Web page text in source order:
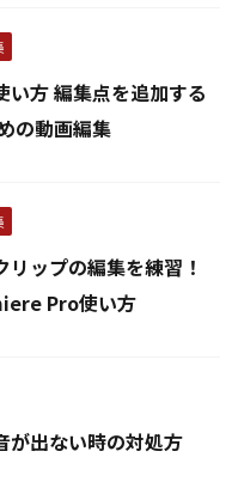
い方 編集点を追加する
の動画編集
ップの編集を練習！
Pro使い方
が出ない時の対処方